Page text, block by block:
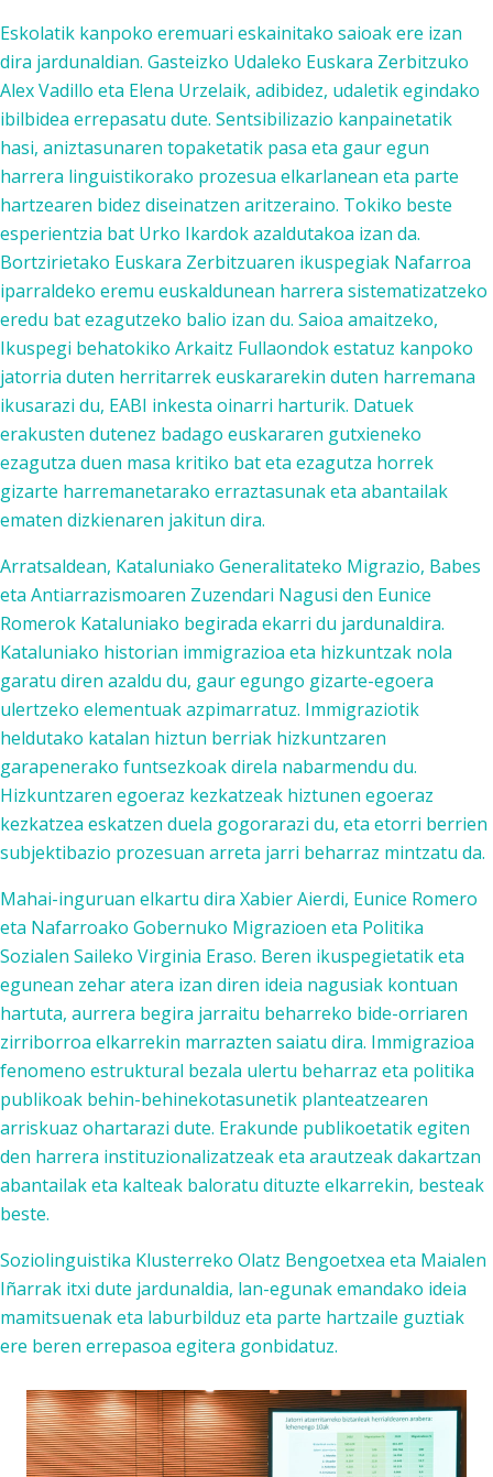
Eskolatik kanpoko eremuari eskainitako saioak ere izan
dira jardunaldian. Gasteizko Udaleko Euskara Zerbitzuko
Alex Vadillo eta Elena Urzelaik, adibidez, udaletik egindako
ibilbidea errepasatu dute. Sentsibilizazio kanpainetatik
hasi, aniztasunaren topaketatik pasa eta gaur egun
harrera linguistikorako prozesua elkarlanean eta parte
hartzearen bidez diseinatzen aritzeraino. Tokiko beste
esperientzia bat Urko Ikardok azaldutakoa izan da.
Bortzirietako Euskara Zerbitzuaren ikuspegiak Nafarroa
iparraldeko eremu euskaldunean harrera sistematizatzeko
eredu bat ezagutzeko balio izan du. Saioa amaitzeko,
Ikuspegi behatokiko Arkaitz Fullaondok estatuz kanpoko
jatorria duten herritarrek euskararekin duten harremana
ikusarazi du, EABI inkesta oinarri harturik. Datuek
erakusten dutenez badago euskararen gutxieneko
ezagutza duen masa kritiko bat eta ezagutza horrek
gizarte harremanetarako erraztasunak eta abantailak
ematen dizkienaren jakitun dira.
Arratsaldean, Kataluniako Generalitateko Migrazio, Babes
eta Antiarrazismoaren Zuzendari Nagusi den Eunice
Romerok Kataluniako begirada ekarri du jardunaldira.
Kataluniako historian immigrazioa eta hizkuntzak nola
garatu diren azaldu du, gaur egungo gizarte-egoera
ulertzeko elementuak azpimarratuz. Immigraziotik
heldutako katalan hiztun berriak hizkuntzaren
garapenerako funtsezkoak direla nabarmendu du.
Hizkuntzaren egoeraz kezkatzeak hiztunen egoeraz
kezkatzea eskatzen duela gogorarazi du, eta etorri berrien
subjektibazio prozesuan arreta jarri beharraz mintzatu da.
Mahai-inguruan elkartu dira Xabier Aierdi, Eunice Romero
eta Nafarroako Gobernuko Migrazioen eta Politika
Sozialen Saileko Virginia Eraso. Beren ikuspegietatik eta
egunean zehar atera izan diren ideia nagusiak kontuan
hartuta, aurrera begira jarraitu beharreko bide-orriaren
zirriborroa elkarrekin marrazten saiatu dira. Immigrazioa
fenomeno estruktural bezala ulertu beharraz eta politika
publikoak behin-behinekotasunetik planteatzearen
arriskuaz ohartarazi dute. Erakunde publikoetatik egiten
den harrera instituzionalizatzeak eta arautzeak dakartzan
abantailak eta kalteak baloratu dituzte elkarrekin, besteak
beste.
Soziolinguistika Klusterreko Olatz Bengoetxea eta Maialen
Iñarrak itxi dute jardunaldia, lan-egunak emandako ideia
mamitsuenak eta laburbilduz eta parte hartzaile guztiak
ere beren errepasoa egitera gonbidatuz.